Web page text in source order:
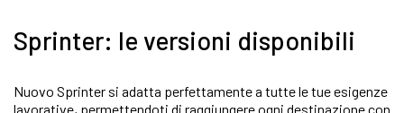
Sprinter: le versioni disponibili
Nuovo Sprinter si adatta perfettamente a tutte le tue esigenze
lavorative, permettendoti di raggiungere ogni destinazione con